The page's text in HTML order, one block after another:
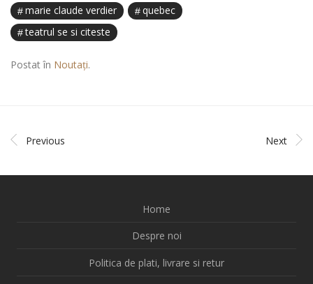
marie claude verdier
quebec
teatrul se si citeste
Postat în Noutați.
Previous Next
Home
Despre noi
Politica de plati, livrare si retur